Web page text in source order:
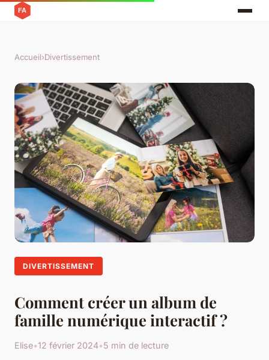
Accueil›Divertissement
DIVERTISSEMENT
Comment créer un album de
famille numérique interactif ?
Elise•12 février 2024•5 min de lecture